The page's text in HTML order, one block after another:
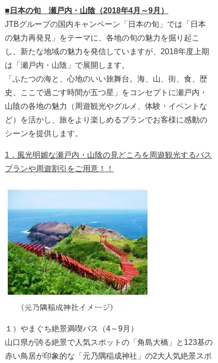
■日本の旬 瀬戸内・山陰（2018年4月～9月）
JTBグループの国内キャンペーン「日本の旬」では「日本
の魅力再発見」をテーマに、各地の旬の魅力を掘り起こ
し、新たな地域の魅力を発信していますが、2018年度上期
は「瀬戸内・山陰」で展開します。
「ふたつの海と、心地のいい旅舞台。海、山、街、食、歴
史、ここで過ごす時間が五つ星」をコンセプトに瀬戸内・
山陰の各地の魅力（周遊観光やグルメ、体験・イベントな
ど）を活かし、旅をより楽しめるプランでお客様に感動の
シーンを提供します。
1．風光明媚な瀬戸内・山陰の見どころを周遊観光するバス
プランや周遊割引をご用意！！
１）やまぐち絶景満喫バス（4～9月）
山口県が誇る絶景で人気スポットの「角島大橋」と123基の
赤い鳥居が印象的な「元乃隅稲成神社」の2大人気絶景スポ